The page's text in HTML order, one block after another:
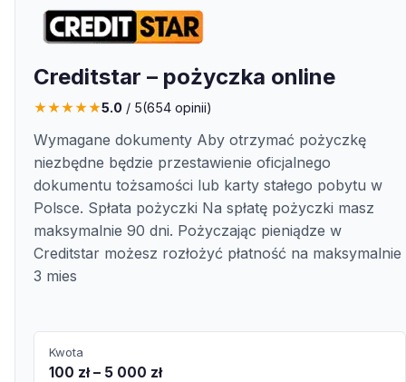
Creditstar – pożyczka online
★★★★★5.0 / 5(654 opinii)
Wymagane dokumenty Aby otrzymać pożyczkę
niezbędne będzie przestawienie oficjalnego
dokumentu tożsamości lub karty stałego pobytu w
Polsce. Spłata pożyczki Na spłatę pożyczki masz
maksymalnie 90 dni. Pożyczając pieniądze w
Creditstar możesz rozłożyć płatność na maksymalnie
3 mies
Kwota
100 zł – 5 000 zł